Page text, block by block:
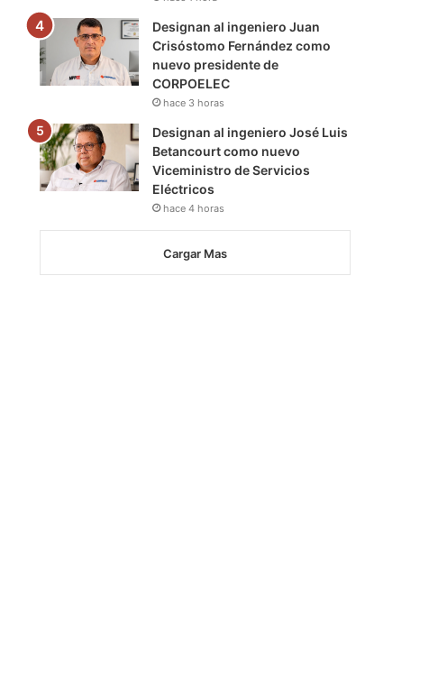
Designan al ingeniero Juan
Crisóstomo Fernández como
nuevo presidente de
CORPOELEC
hace 3 horas
Designan al ingeniero José Luis
Betancourt como nuevo
Viceministro de Servicios
Eléctricos
hace 4 horas
Cargar Mas